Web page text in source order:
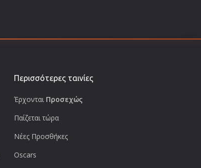
Περισσότερες ταινίες
Έρχονται Προσεχώς
Παίζεται τώρα
Νέες Προσθήκες
Oscars